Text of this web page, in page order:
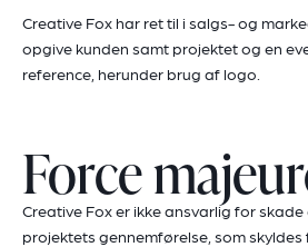
Creative Fox har ret til i salgs- og
opgive kunden samt projektet og en
reference, herunder brug af logo.
Force
Creative Fox er ikke ansvarlig for skade
projektets gennemførelse, som skyldes